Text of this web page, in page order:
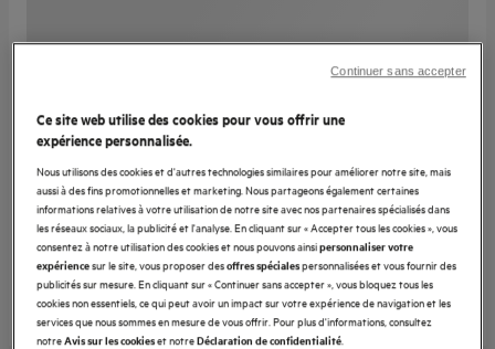
Ce site web utilise des cookies pour vous offrir une
expérience personnalisée.
Nous utilisons des cookies et d'autres technologies similaires pour améliorer notre site, mais
aussi à des fins promotionnelles et marketing. Nous partageons également certaines
informations relatives à votre utilisation de notre site avec nos partenaires spécialisés dans
les réseaux sociaux, la publicité et l'analyse. En cliquant sur « Accepter tous les cookies », vous
consentez à notre utilisation des cookies et nous pouvons ainsipersonnaliser votre
expériencesur le site, vous proposer desoffres spécialespersonnalisées et vous fournir des
publicités sur mesure. En cliquant sur « Continuer sans accepter », vous bloquez tous les
cookies non essentiels, ce qui peut avoir un impact sur votre expérience de navigation et les
services que nous sommes en mesure de vous offrir. Pour plus d'informations, consultez
notreAvis sur les cookieset notreDéclaration de confidentialité
Continuer sans accepter